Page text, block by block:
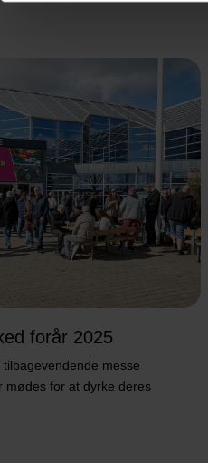
forår 2025
messe
mødes for at dyrke deres